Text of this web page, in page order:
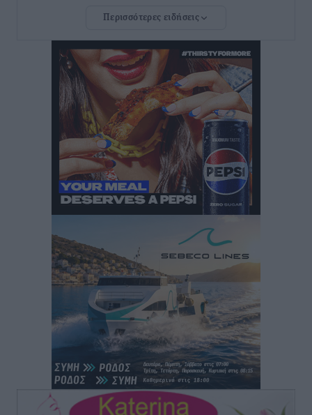
πριν 1 ώρα
ΑΔΜΗΕ: Ολοκληρώνεται η ηλεκτρική διασύνδεση των
Κυκλάδων, τα οφέλη
Ειδήσεις πριν 1 ώρα
Πόσοι Ευρωπαίοι «αντέχουν» διακοπές στο εξωτερικό
– Τι ισχύει για Έλληνες
Ειδήσεις• πριν 1 ώρα
Βούλγαροι τουρίστες: Λιγότερες διανυκτερεύσεις
στην Ελλάδα, αλλά 18% υψηλότερη δαπάνη ανά
διανυκτέρευση
Ειδήσεις πριν 2 ώρες
Βέλγοι τουρίστες: Στα 547,9 εκατ. ευρώ οι εισπράξεις
για την Ελλάδα
Ειδήσεις πριν 2 ώρες
Οι κανόνες για τουριστική ανάπτυξη –
Κατηγοριοποιήσεις, ρυθμίσεις και όρια
Τοπικές Ειδήσεις• πριν 2 ώρες
Περισσότερες ειδήσεις